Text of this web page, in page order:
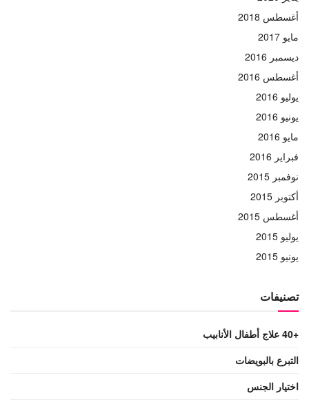
أغسطس 2018
مايو 2017
ديسمبر 2016
أغسطس 2016
يوليو 2016
يونيو 2016
مايو 2016
فبراير 2016
نوفمبر 2015
أكتوبر 2015
أغسطس 2015
يوليو 2015
يونيو 2015
تصنيفات
+40 علاج أطفال الأنابيب
التبرع بالبويضات
اختيار الجنس